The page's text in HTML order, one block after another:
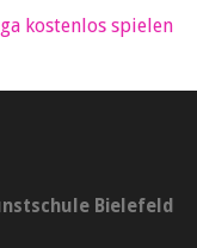
kostenlos spielen
Bielefeld